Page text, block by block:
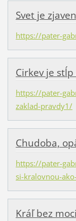
Svet je
https://pater-
Cirkev je
https://pater-
zaklad-pravdy1/
Chudoba,
https://pater-
si-kralovnou-
Kráľ bez moci